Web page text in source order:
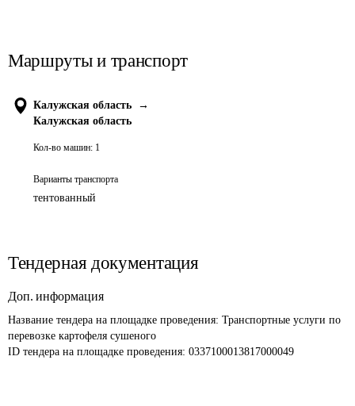
Маршруты и транспорт
Калужская область
→
Калужская область
Кол-во машин: 1
Варианты транспорта
тентованный
Тендерная документация
Доп. информация
Название тендера на площадке проведения: Транспортные услуги по
перевозке картофеля сушеного
ID тендера на площадке проведения: 0337100013817000049